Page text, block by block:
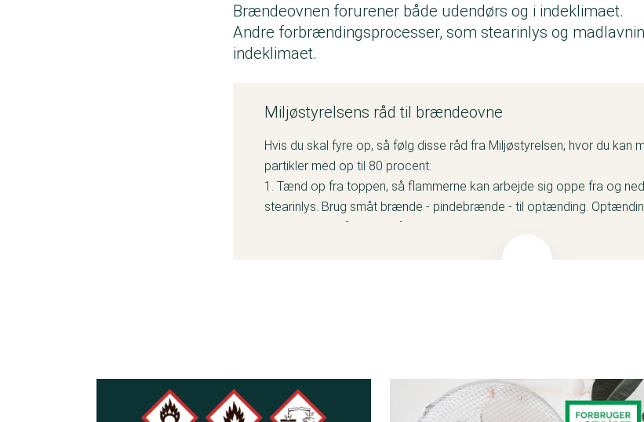
Brændeovnen forurener både udendørs og i indeklimaet.
Andre forbrændingsprocesser, som stearinlys og
indeklimaet.
Miljøstyrelsens råd til brændeovne
Hvis du skal fyre op, så følg disse råd fra Miljøstyrelsen, hvor du kan
partikler med op til 80 procent:
1. Tænd op fra toppen, så flammerne kan arbejde sig oppe fra og
stearinlys. Brug småt brænde - pindebrænde - til optænding.
udsendelsen af partikler fra optændingen med 50 til 80 procent.
4. Røgen bør være næsten usynlig. Du kan derfor gå udenfor og
megen røg op ad skorstenen. Mørk røg er et tegn på dårlig